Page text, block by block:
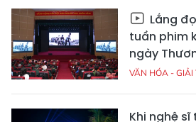
Lắng
tuần phim
ngày
VĂN HÓA - GIẢI
Khi nghệ